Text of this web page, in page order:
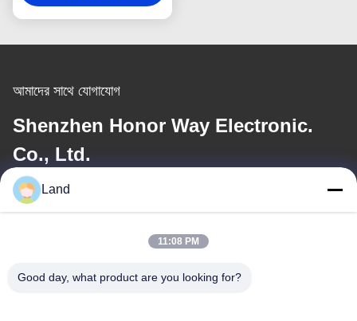
আমাদের সাথে যোগাযোগ
Shenzhen Honor Way Electronic.
Co., Ltd.
ই-মেইল
Land
11:08 PM
Good day, what product are you looking for?